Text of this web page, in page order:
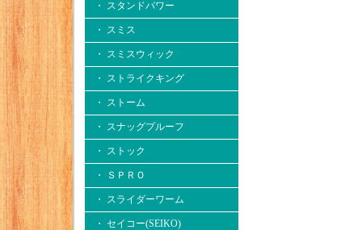
・ スタンドパワー
・ スミス
・ スミスウィック
・ ストライクキング
・ ストーム
・ スナッグプルーフ
・ ストック
・ ＳＰＲＯ
・ スライダーワーム
・ セイコー(SEIKO)